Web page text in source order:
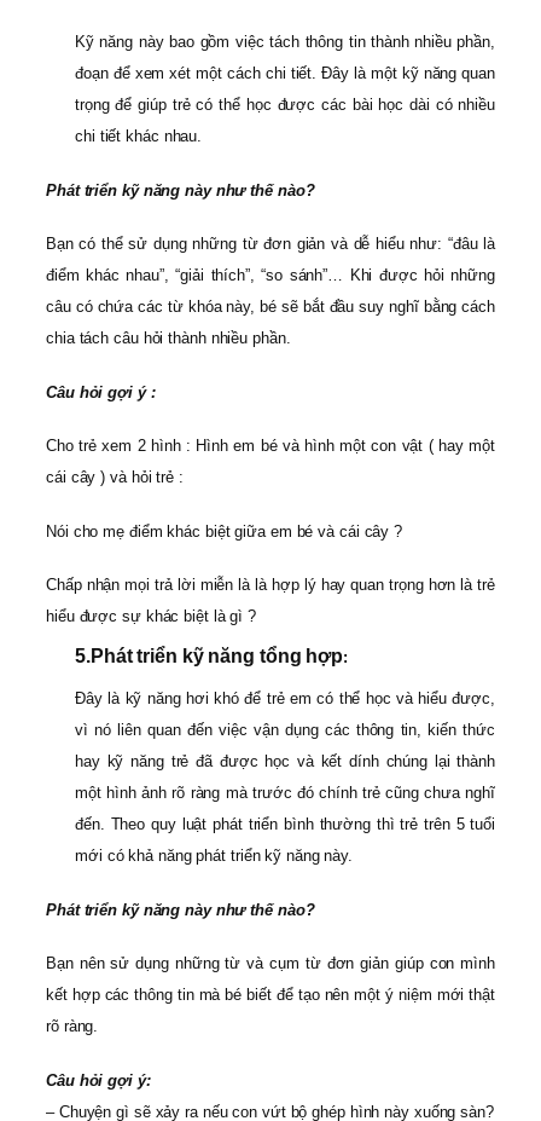
Kỹ năng này bao gồm việc tách thông tin thành nhiều phần,
đoạn để xem xét một cách chi tiết. Đây là một kỹ năng quan
trọng để giúp trẻ có thể học được các bài học dài có nhiều
chi tiết khác nhau.
Phát triển kỹ năng này như thế nào?
Bạn có thể sử dụng những từ đơn giản và dễ hiểu như: “đâu là
điểm khác nhau”, “giải thích”, “so sánh”… Khi được hỏi những
câu có chứa các từ khóa này, bé sẽ bắt đầu suy nghĩ bằng cách
chia tách câu hỏi thành nhiều phần.
Câu hỏi gợi ý :
Cho trẻ xem 2 hình : Hình em bé và hình một con vật ( hay một
cái cây ) và hỏi trẻ :
Nói cho mẹ điểm khác biệt giữa em bé và cái cây ?
Chấp nhận mọi trả lời miễn là là hợp lý hay quan trọng hơn là trẻ
hiểu được sự khác biệt là gì ?
5.Phát triển kỹ năng tổng hợp:
Đây là kỹ năng hơi khó để trẻ em có thể học và hiểu được,
vì nó liên quan đến việc vận dụng các thông tin, kiến thức
hay kỹ năng trẻ đã được học và kết dính chúng lại thành
một hình ảnh rõ ràng mà trước đó chính trẻ cũng chưa nghĩ
đến. Theo quy luật phát triển bình thường thì trẻ trên 5 tuổi
mới có khả năng phát triển kỹ năng này.
Phát triển kỹ năng này như thế nào?
Bạn nên sử dụng những từ và cụm từ đơn giản giúp con mình
kết hợp các thông tin mà bé biết để tạo nên một ý niệm mới thật
rõ ràng.
Câu hỏi gợi ý:
– Chuyện gì sẽ xảy ra nếu con vứt bộ ghép hình này xuống sàn?